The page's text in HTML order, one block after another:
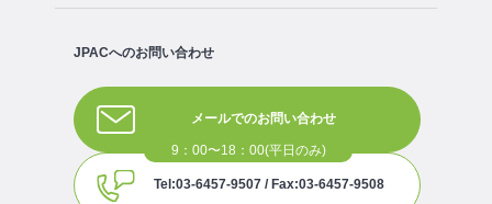
JPACへのお問い合わせ
メールでのお問い合わせ
Tel:03-6457-9507 / Fax:03-6457-9508